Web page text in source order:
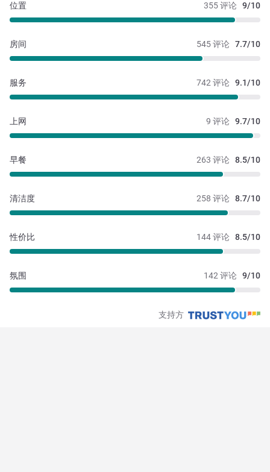
355 评论 9/10
位置
545 评论 7.7/10
房间
742 评论 9.1/10
服务
9 评论 9.7/10
上网
263 评论 8.5/10
早餐
258 评论 8.7/10
清洁度
144 评论 8.5/10
性价比
142 评论 9/10
氛围
支持方